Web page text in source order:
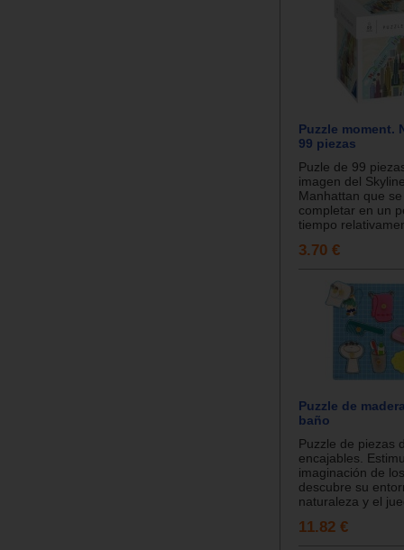
Puzzle moment.
99 piezas
Puzle de 99
imagen del
Manhattan que
completar en un
tiempo
3.70 €
Puzzle de
baño
Puzzle de piezas
encajables.
imaginación de
descubre su
naturaleza y el
11.82 €